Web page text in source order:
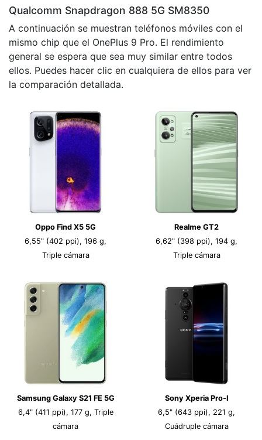
Qualcomm Snapdragon 888 5G SM8350
A continuación se muestran teléfonos móviles con el
mismo chip que el OnePlus 9 Pro. El rendimiento
general se espera que sea muy similar entre todos
ellos. Puedes hacer clic en cualquiera de ellos para ver
la comparación detallada.
Oppo Find X5 5G
6,55" (402 ppi), 196 g,
Triple cámara
Realme GT2
6,62" (398 ppi), 194 g,
Triple cámara
Samsung Galaxy S21 FE 5G
6,4" (411 ppi), 177 g, Triple
cámara
Sony Xperia Pro-I
6,5" (643 ppi), 221 g,
Cuádruple cámara